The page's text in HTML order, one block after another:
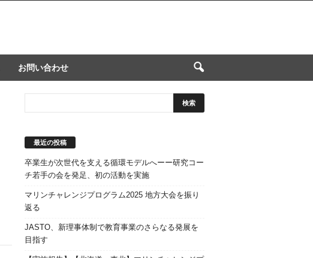
お問い合わせ
最近の投稿
卒業生が次世代を支える循環モデルへーー研究コー
チ若手の会を発足、初の活動を実施
マリンチャレンジプログラム2025 地方大会を振り
返る
JASTO、新理事体制で教育事業のさらなる発展を
目指す